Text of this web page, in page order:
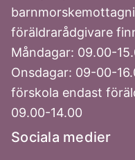
föräldrarådgivare
Måndagar: 09.00-
Onsdagar: 09-00-
förskola endast
09.00-14.00
Sociala medier